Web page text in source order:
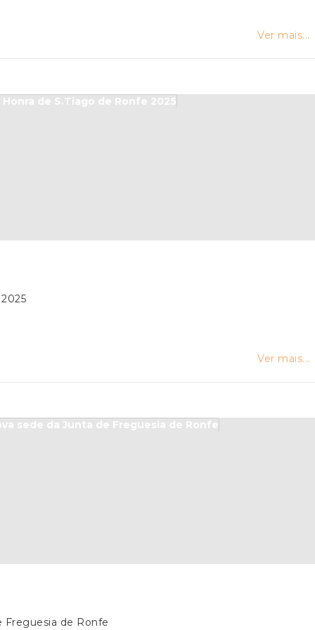
Ver mais...
Ver mais...
Freguesia de Ronfe